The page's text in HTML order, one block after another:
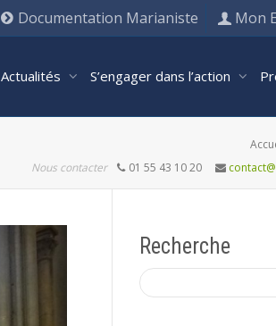
Documentation Marianiste Mon
Actualités S’engager dans l’action
Nous contacter
01 55 43 10 20
Recherche